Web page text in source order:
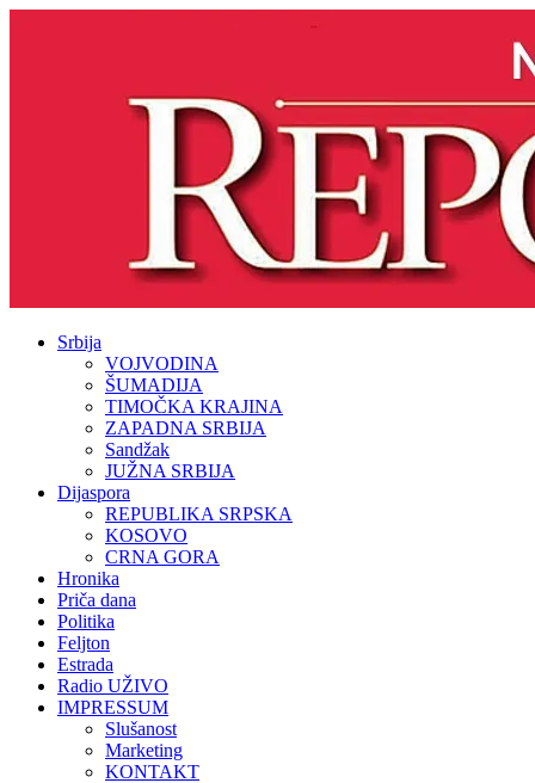
Srbija
VOJVODINA
ŠUMADIJA
TIMOČKA KRAJINA
ZAPADNA SRBIJA
Sandžak
JUŽNA SRBIJA
Dijaspora
REPUBLIKA SRPSKA
KOSOVO
CRNA GORA
Hronika
Priča dana
Politika
Feljton
Estrada
Radio UŽIVO
IMPRESSUM
Slušanost
Marketing
KONTAKT